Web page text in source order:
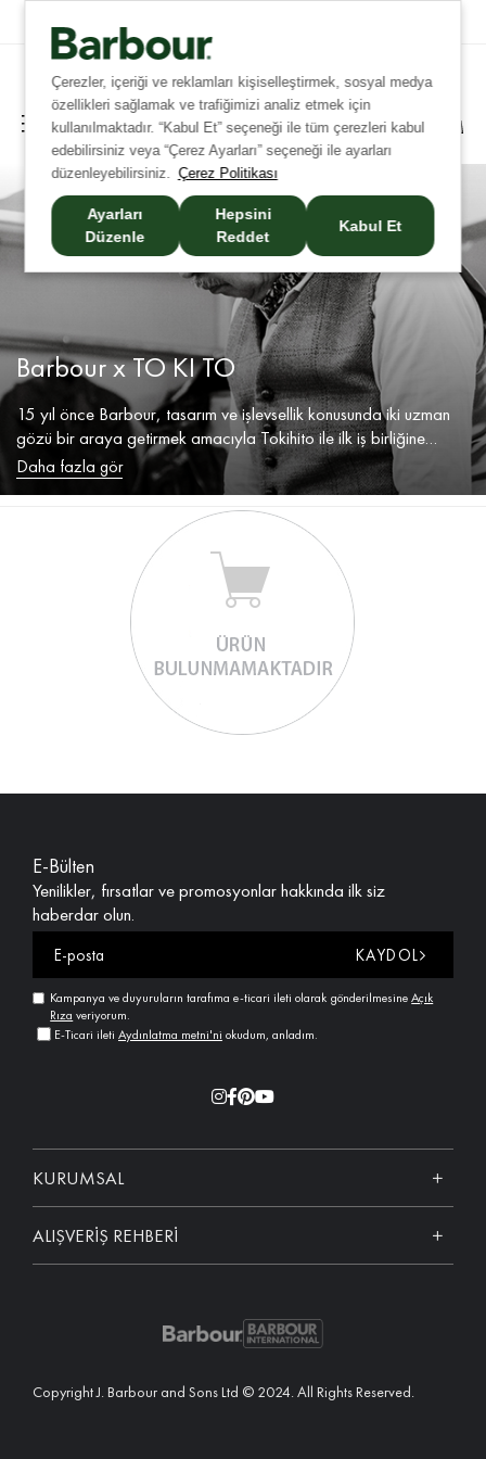
Çerezler, içeriği ve reklamları kişiselleştirmek, sosyal medya
özellikleri sağlamak ve trafiğimizi analiz etmek için
kullanılmaktadır. “Kabul Et” seçeneği ile tüm çerezleri kabul
edebilirsiniz veya “Çerez Ayarları” seçeneği ile ayarları
düzenleyebilirsiniz. Çerez Politikası
Ayarları
Düzenle
Hepsini
Reddet
Kabul Et
Barbour x TO KI TO
15 yıl önce Barbour, tasarım ve işlevsellik konusunda iki uzman
gözü bir araya getirmek amacıyla Tokihito ile ilk iş birliğine
başladı. Bu iş birliği, yağlı ceketlerden karmaşık örgü giysilere
kadar, her adımda özenle düşünülen ve işlevselliği merkezine
alan, otantiklik ve uzmanlığı bir araya getiren karmaşık giysiler
Daha fazla gör
E-Bülten
Yenilikler, fırsatlar ve promosyonlar hakkında ilk siz
haberdar olun.
KAYDOL
Kampanya ve duyuruların tarafıma e-ticari ileti olarak gönderilmesineAçık
Rıza veriyorum.
E-Ticari ileti Aydınlatma metni'ni okudum, anladım.
KURUMSAL
ALIŞVERİŞ REHBERİ
Copyright J. Barbour and Sons Ltd © 2024. All Rights Reserved.